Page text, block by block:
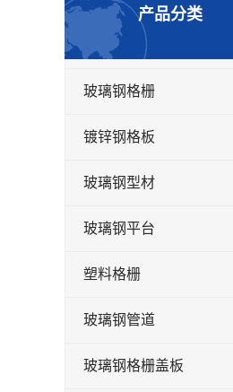
产品分类
玻璃钢格栅
镀锌钢格板
玻璃钢型材
玻璃钢平台
塑料格栅
玻璃钢管道
玻璃钢格栅盖板